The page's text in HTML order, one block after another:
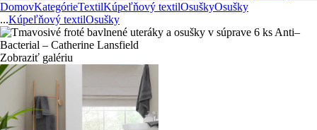
DomovKategórieTextilKúpeľňový textilOsuškyOsušky
...Kúpeľňový textilOsušky
Zobraziť galériu